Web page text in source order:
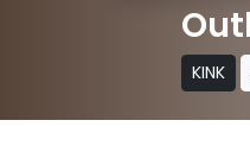
KINK